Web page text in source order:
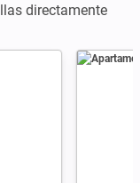
directamente